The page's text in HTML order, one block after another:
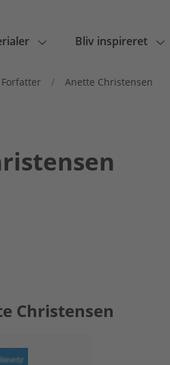
Bliv inspireret
Forfatter / Anette Christensen
Christensen